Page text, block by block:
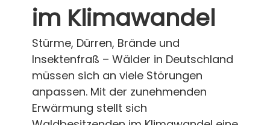
im Klimawandel
Stürme, Dürren, Brände und
Insektenfraß – Wälder in Deutschland
müssen sich an viele Störungen
anpassen. Mit der zunehmenden
Erwärmung stellt sich